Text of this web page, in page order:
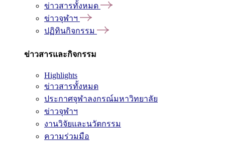
ข่าวสารทั้งหมด
ข่าวจุฬาฯ
ปฏิทินกิจกรรม
ข่าวสารและกิจกรรม
Highlights
ข่าวสารทั้งหมด
ประกาศจุฬาลงกรณ์มหาวิทยาลัย
ข่าวจุฬาฯ
งานวิจัยและนวัตกรรม
ความร่วมมือ